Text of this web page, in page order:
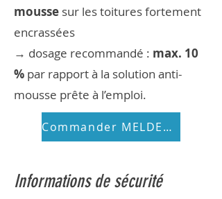
mousse sur les toitures fortement
encrassées
→ dosage recommandé : max. 10
% par rapport à la solution anti-
mousse prête à l’emploi.
Commander MELDEG 1/10
Informations de sécurité